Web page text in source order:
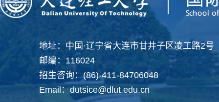
地址：中国·辽宁省大连市甘井子区凌工路2号
邮编：116024
招生咨询：(86)-411-84706048
Email：dutsice@dlut.edu.cn